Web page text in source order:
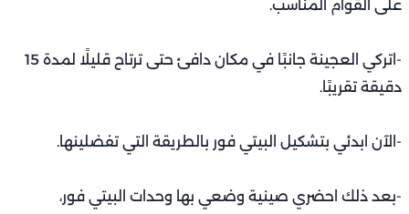
على القوام المناسب.
-اتركي العجينة جانبًا في مكان دافئ حتى ترتاح قليلًا لمدة 15
دقيقة تقريبًا.
-الآن ابدئي بتشكيل البيتي فور بالطريقة التي تفضلينها.
-بعد ذلك احضري صينية وضعي بها وحدات البيتي فور،